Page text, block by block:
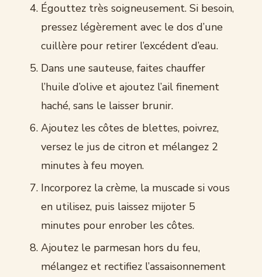
Égouttez très soigneusement. Si besoin,
pressez légèrement avec le dos d’une
cuillère pour retirer l’excédent d’eau.
Dans une sauteuse, faites chauffer
l’huile d’olive et ajoutez l’ail finement
haché, sans le laisser brunir.
Ajoutez les côtes de blettes, poivrez,
versez le jus de citron et mélangez 2
minutes à feu moyen.
Incorporez la crème, la muscade si vous
en utilisez, puis laissez mijoter 5
minutes pour enrober les côtes.
Ajoutez le parmesan hors du feu,
mélangez et rectifiez l’assaisonnement